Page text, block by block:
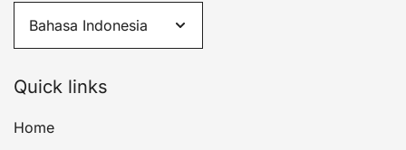
Quick links
Home